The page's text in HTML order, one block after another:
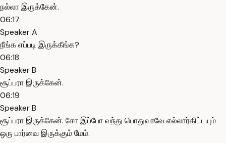
நல்லா இருக்கேன்.
06:17
Speaker A
நீங்க எப்படி இருக்கீங்க?
06:18
Speaker B
சூப்பரா இருக்கேன்.
06:19
Speaker B
சூப்பரா இருக்கேன். சோ இப்போ வந்து பொதுவாவே எல்லார்கிட்டயும்
ஒரு பார்வை இருக்கும் மேம்.